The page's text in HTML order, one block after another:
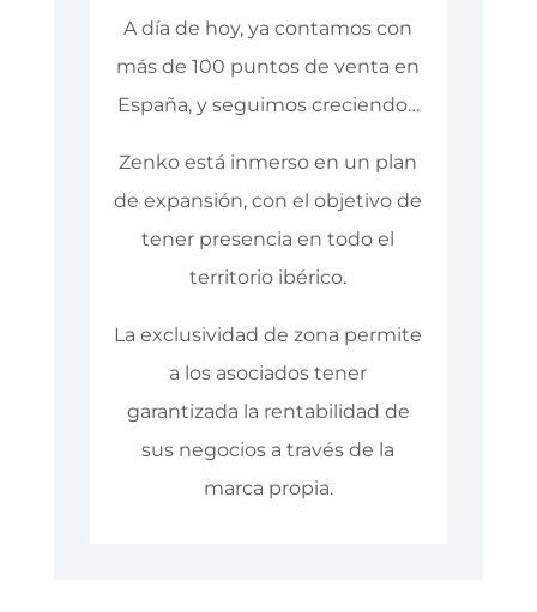
A día de hoy, ya contamos con
más de 100 puntos de venta en
España, y seguimos creciendo…
Zenko está inmerso en un plan
de expansión, con el objetivo de
tener presencia en todo el
territorio ibérico.
La exclusividad de zona permite
a los asociados tener
garantizada la rentabilidad de
sus negocios a través de la
marca propia.